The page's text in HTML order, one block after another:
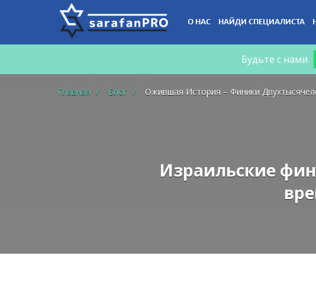
О НАС НАЙДИ СПЕЦИАЛИСТА
Что
Вы
ищете?
Будьте с нами
Главная Блог Ожившая История – Финики
Израильские